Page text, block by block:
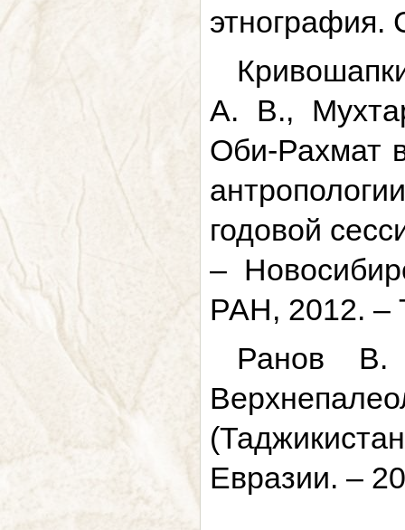
этнография.
А. В.,
Оби-Рахмат
годовой
–
РАН, 2012. –
Ранов
Евразии. –